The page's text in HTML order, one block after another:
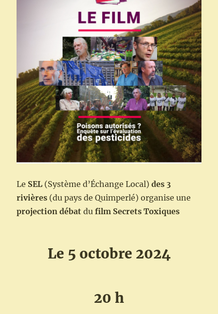
Le SEL (Système d’Échange Local)des 3
rivières (du pays de Quimperlé) organise une
projection débat dufilm Secrets Toxiques
Le 5 octobre 2024
20 h